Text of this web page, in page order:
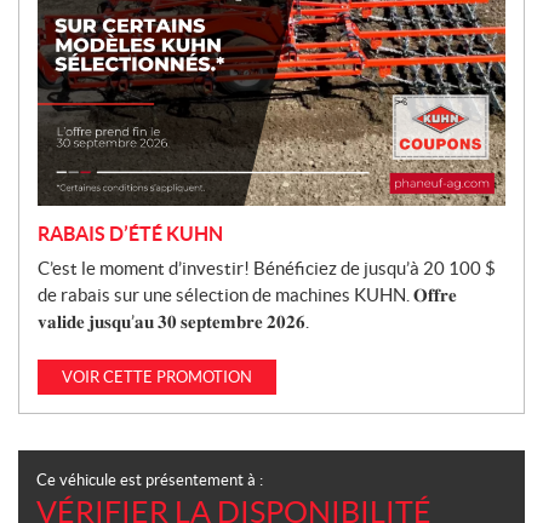
RABAIS D’ÉTÉ KUHN
C’est le moment d’investir! Bénéficiez de jusqu’à 20 100 $
de rabais sur une sélection de machines KUHN. 𝐎𝐟𝐟𝐫𝐞
𝐯𝐚𝐥𝐢𝐝𝐞 𝐣𝐮𝐬𝐪𝐮’𝐚𝐮 𝟑𝟎 𝐬𝐞𝐩𝐭𝐞𝐦𝐛𝐫𝐞 𝟐𝟎𝟐𝟔.
VOIR CETTE PROMOTION
Ce véhicule est présentement à :
VÉRIFIER LA DISPONIBILITÉ